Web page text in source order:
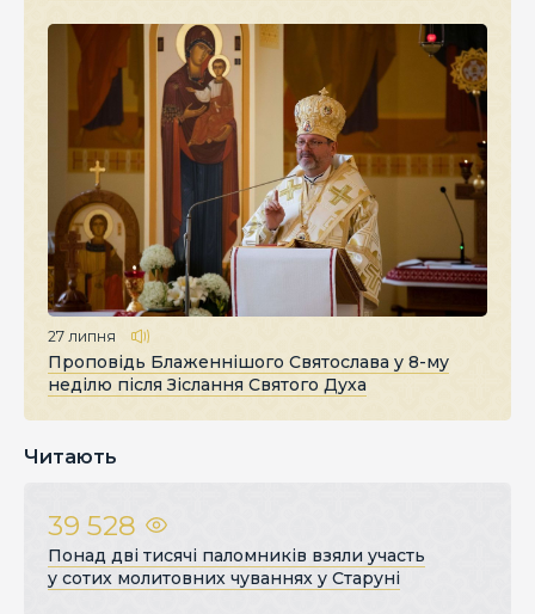
27 липня
Проповідь Блаженнішого Святослава у 8-му
неділю після Зіслання Святого Духа
Читають
39 528
Понад дві тисячі паломників взяли участь
у сотих молитовних чуваннях у Старуні